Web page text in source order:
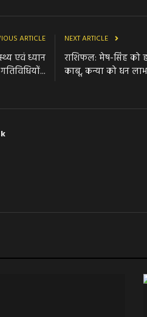
ARTICLE
एवं ध्यान
NEXT ARTICLE
राशिफल: मेष-सिंह को
काबू, कन्‍या को धन